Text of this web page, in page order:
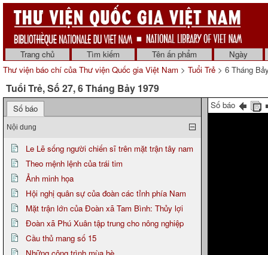
Trang chủ Tìm kiếm Tên ấn phẩm
Ngày
Thư viện báo chí của Thư viện Quốc gia Việt Nam > Tuổi Trẻ > 6 Tháng
Tuổi Trẻ, Số 27, 6 Tháng Bảy 1979
Số báo
Nội dung
Le Lẽ sống người chiến sĩ trên mặt trận tây nam
Theo mệnh lệnh của trái tim
Ảnh minh họa
Hội nghị quân sự của đoàn các tỉnh phía Nam
Mặt trận lớn của Đoàn xã Tam Bình: Thủy lợi
Đoàn xã Phú Xuân tập trung cho nông nghiệp
Cầu thủ mang số 15
Số báo